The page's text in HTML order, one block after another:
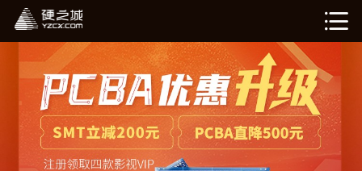
硬姐智造
在线计价（敬请期待）
我的订单（敬请期待）